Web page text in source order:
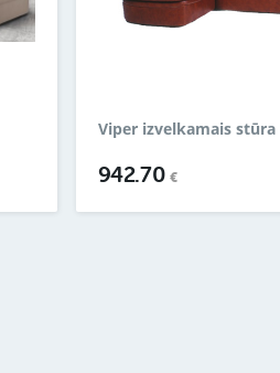
Viper izvelkamais stūra
942.70 €